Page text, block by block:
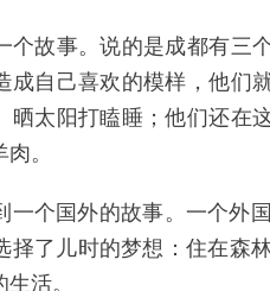
个故事。说的是成都有三
成自己喜欢的模样，他们
晒太阳打瞌睡；他们还在
。
一个国外的故事。一个外
择了儿时的梦想：住在森
活。